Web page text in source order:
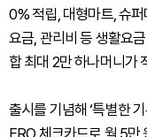
0% 적립, 대형마트, 슈
요금, 관리비 등 생활요
합 최대 2만 하나머니가
출시를 기념해 ‘특별한
ERO 체크카드로 월 5만